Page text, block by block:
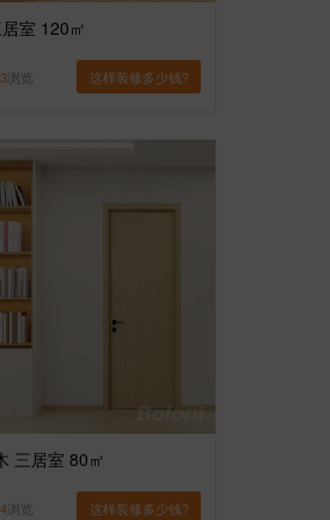
室 120㎡
浏览 这样装修多少钱?
三居室 80㎡
浏览 这样装修多少钱?